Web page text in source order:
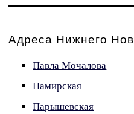
Адреса Нижнего
Павла Мочалова
Памирская
Парышевская